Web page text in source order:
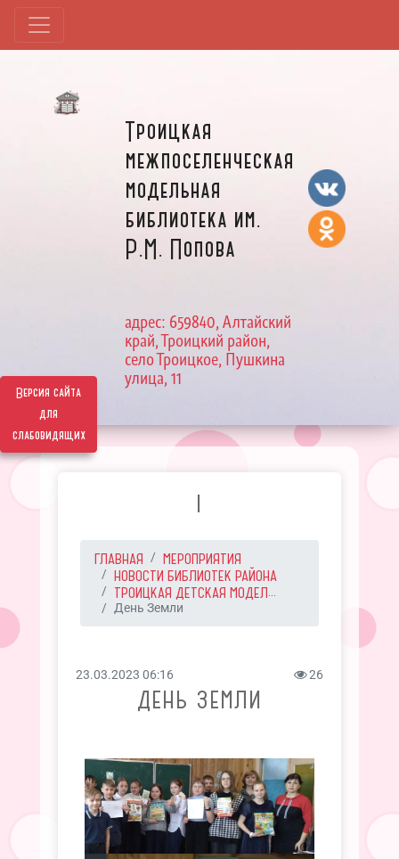
Версия сайта
для
слабовидящих
Троицкая
межпоселенческая
модельная
библиотека им.
Р.М. Попова
адрес: 659840, Алтайский
край, Троицкий район,
село Троицкое, Пушкина
улица, 11
I
ГЛАВНАЯ
МЕРОПРИЯТИЯ
НОВОСТИ БИБЛИОТЕК РАЙОНА
ТРОИЦКАЯ ДЕТСКАЯ МОДЕЛ...
День Земли
23.03.2023 06:16 26
ДЕНЬ ЗЕМЛИ